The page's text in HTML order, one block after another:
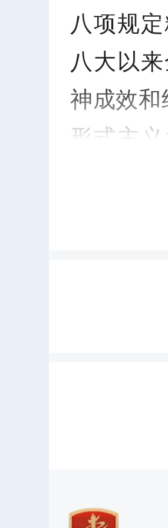
八项规
八大以
神成效和
形式主
报等内
论，以
总书记